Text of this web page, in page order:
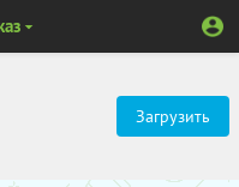
Загрузить